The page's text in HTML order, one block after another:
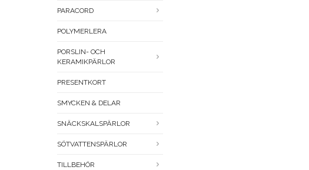
PARACORD
POLYMERLERA
PORSLIN- OCH
KERAMIKPÄRLOR
PRESENTKORT
SMYCKEN & DELAR
SNÄCKSKALSPÄRLOR
SÖTVATTENSPÄRLOR
TILLBEHÖR